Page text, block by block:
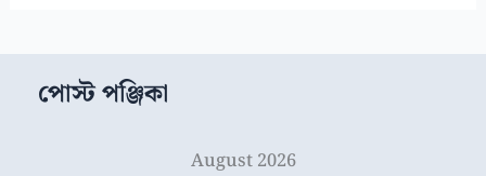
পোস্ট পঞ্জিকা
August 2026